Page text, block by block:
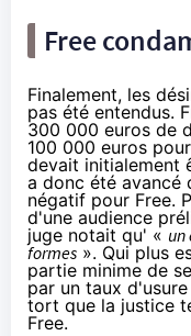
Free
Finalement, les
pas été entendus.
300 000 euros de
100 000 euros
devait initialement
a donc été avancé
négatif pour Free.
d'une audience
juge notait qu' « un
formes ». Qui plus
partie minime de
par un taux
tort que la justice
Free.